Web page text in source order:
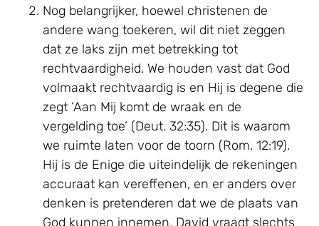
Nog belangrijker, hoewel christenen de
andere wang toekeren, wil dit niet zeggen
dat ze laks zijn met betrekking tot
rechtvaardigheid. We houden vast dat God
volmaakt rechtvaardig is en Hij is degene die
zegt ‘Aan Mij komt de wraak en de
vergelding toe’ (Deut. 32:35). Dit is waarom
we ruimte laten voor de toorn (Rom. 12:19).
Hij is de Enige die uiteindelijk de rekeningen
accuraat kan vereffenen, en er anders over
denken is pretenderen dat we de plaats van
God kunnen innemen. David vraagt slechts